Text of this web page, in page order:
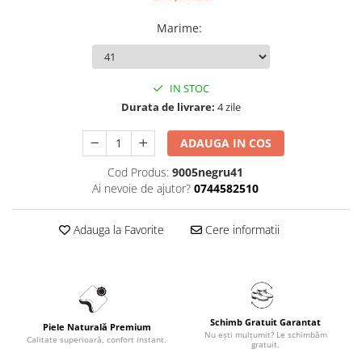
Marime:
IN STOC
Durata de livrare: 4 zile
ADAUGA IN COS
Cod Produs: 9005negru41
Ai nevoie de ajutor? 0744582510
Adauga la Favorite Cere informatii
Piele Naturală Premium
Calitate superioară, confort instant.
Schimb Gratuit Garantat
Nu ești mulțumit? Le schimbăm
gratuit.